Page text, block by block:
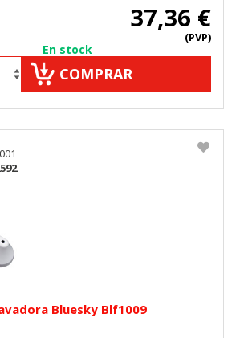
37,36 €
(PVP)
En stock
COMPRAR
Bluesky Blf1009